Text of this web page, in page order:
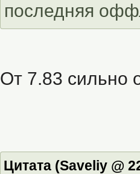
последняя
От 7.83 сильно
Цитата (Saveliy @